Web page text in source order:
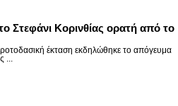
Στεφάνι Κορινθίας ορατή από το
έκταση εκδηλώθηκε το απόγευμα